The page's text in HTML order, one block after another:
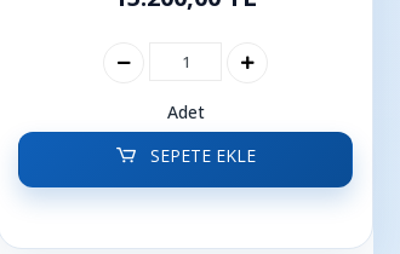
Adet
SEPETE EKLE